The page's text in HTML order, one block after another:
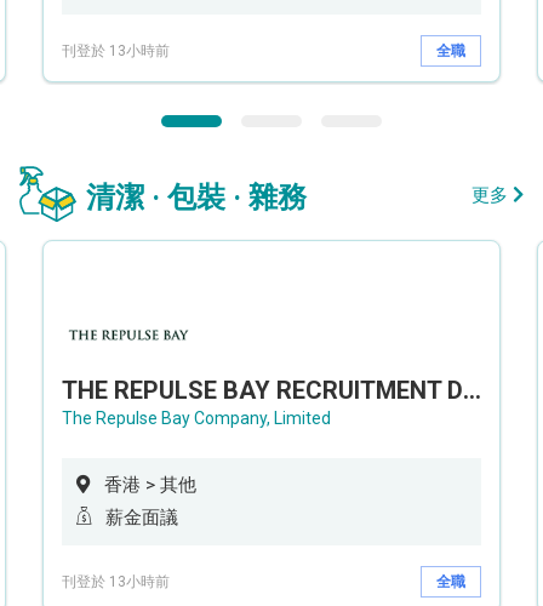
刊登於 13小時前 全職
清潔 · 包裝 · 雜務 更多
THE REPULSE BAY RECRUITMENT DAY 淺水灣影灣園人才招聘會
The Repulse Bay Company, Limited
香港 > 其他
薪金面議
刊登於 13小時前 全職